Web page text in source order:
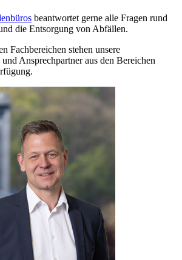
beantwortet gerne alle Fragen rund
die Entsorgung von Abfällen.
Fachbereichen stehen unsere
Ansprechpartner aus den Bereichen